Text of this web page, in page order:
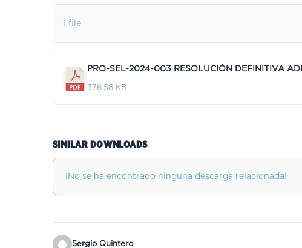
1 file
PRO-SEL-2024-003 RESOLUCIÓN DEFINITIVA
376.58 KB
SIMILAR DOWNLOADS
¡No se ha encontrado ninguna descarga relacionada!
Sergio Quintero